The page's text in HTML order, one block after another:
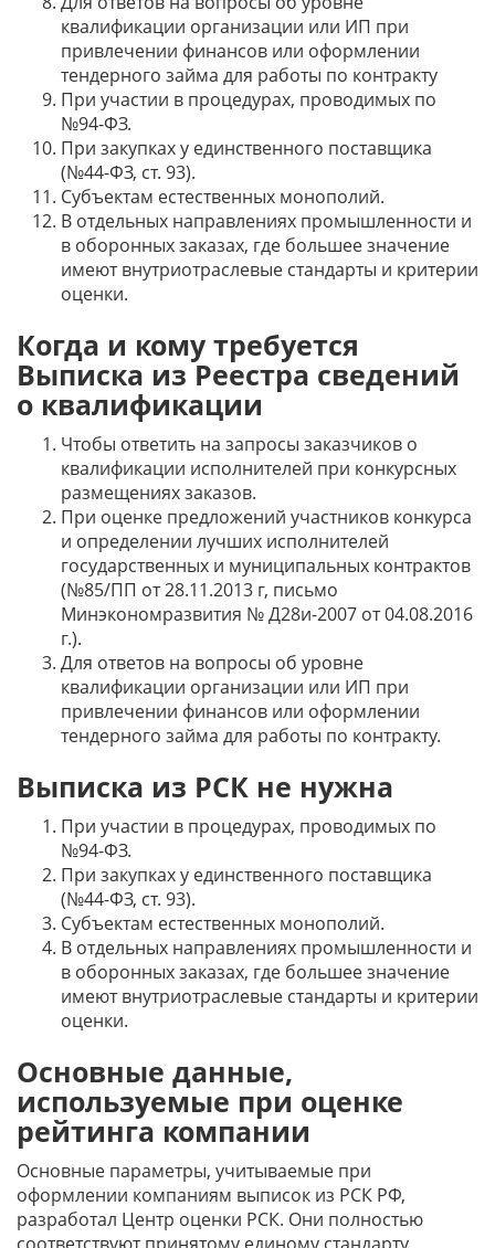
квалификации организации или ИП при
привлечении финансов или оформлении
тендерного займа для работы по контракту
При участии в процедурах, проводимых по
№94-ФЗ.
При закупках у единственного поставщика
(№44-ФЗ, ст. 93).
Субъектам естественных монополий.
В отдельных направлениях промышленности и
в оборонных заказах, где большее значение
имеют внутриотраслевые стандарты и критерии
оценки.
Когда и кому требуется
Выписка из Реестра сведений
о квалификации
Чтобы ответить на запросы заказчиков о
квалификации исполнителей при конкурсных
размещениях заказов.
При оценке предложений участников конкурса
и определении лучших исполнителей
государственных и муниципальных контрактов
(№85/ПП от 28.11.2013 г, письмо
Минэкономразвития № Д28и-2007 от 04.08.2016
г.).
Для ответов на вопросы об уровне
квалификации организации или ИП при
привлечении финансов или оформлении
тендерного займа для работы по контракту.
Выписка из РСК не нужна
При участии в процедурах, проводимых по
№94-ФЗ.
При закупках у единственного поставщика
(№44-ФЗ, ст. 93).
Субъектам естественных монополий.
В отдельных направлениях промышленности и
в оборонных заказах, где большее значение
имеют внутриотраслевые стандарты и критерии
оценки.
Основные данные,
используемые при оценке
рейтинга компании
Основные параметры, учитываемые при
оформлении компаниям выписок из РСК РФ,
разработал Центр оценки РСК. Они полностью